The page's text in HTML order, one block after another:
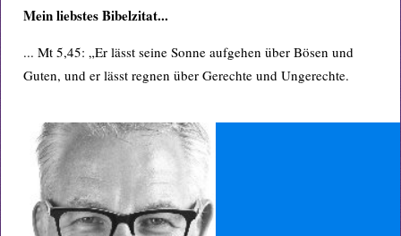
Mein liebstes Bibelzitat...
... Mt 5,45: „Er lässt seine Sonne aufgehen über Bösen und
Guten, und er lässt regnen über Gerechte und Ungerechte.